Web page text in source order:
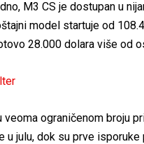
M3 CS je dostupan u
model startuje od
28.000 dolara više od
ograničenom broju
u julu, dok su prve isporuke